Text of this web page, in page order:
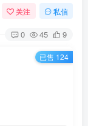
关注 私信
0 45 9
已售 124